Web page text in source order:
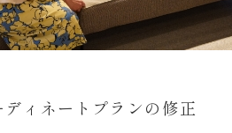
ディネートプランの修正